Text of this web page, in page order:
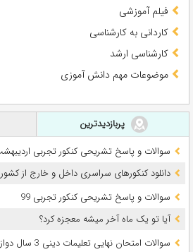
فیلم آموزشی
کاردانی به کارشناسی
کارشناسی ارشد
موضوعات مهم دانش آموزی
پربازدیدترین
سوالات و پاسخ تشریحی کنکور تجربی اردیبهشت 1403 (نوبت
دانلود کنکورهای سراسری داخل و خارج از کشور سالهای
سوالات و پاسخ تشریحی کنکور تجربی 99
آیا تو یک ماه آخر میشه معجزه کرد؟
سوالات امتحان نهایی تعلیمات دینی 3 سال دوازدهم (1397 تا 1405)